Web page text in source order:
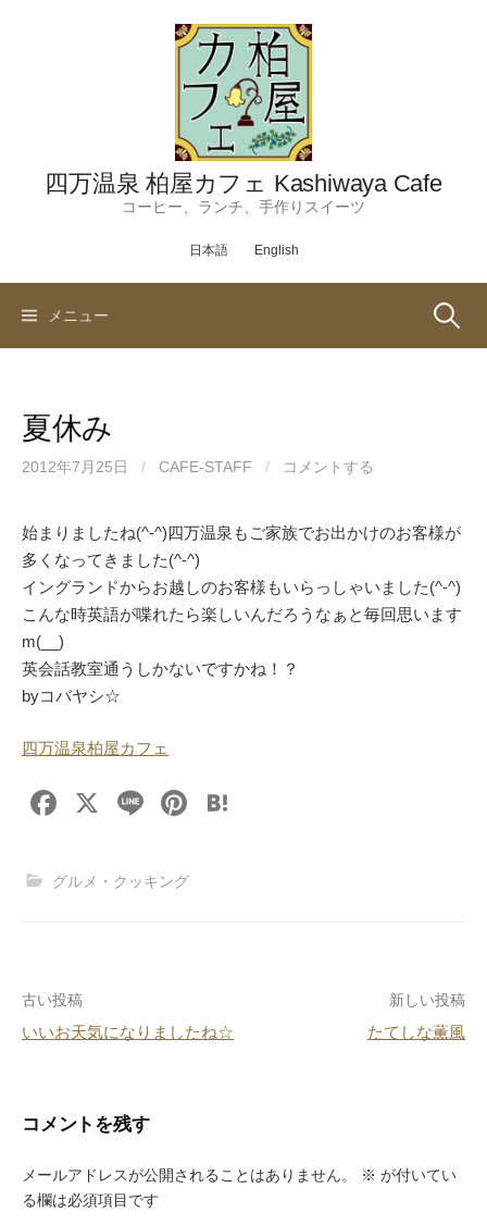
四万温泉 柏屋カフェ Kashiwaya Cafe
コーヒー、ランチ、手作りスイーツ
日本語 English
メニュー 検
夏休み
2012年7月25日 / CAFE-STAFF / コメントする
始まりましたね(^-^)四万温泉もご家族でお出かけのお客様が
多くなってきました(^-^)
イングランドからお越しのお客様もいらっしゃいました(^-^)
こんな時英語が喋れたら楽しいんだろうなぁと毎回思います
m(__)
英会話教室通うしかないですかね！？
byコバヤシ☆
四万温泉柏屋カフェ
F
c
o
k
X
Li
e
Pi
グルメ・クッキング
投
稿
ビ
ゲ
ー
古い投稿
いいお天気になりましたね☆
新しい投稿
たてしな薫風
コメントを残す
メールアドレスが公開されることはありません。 ※ が付いてい
る欄は必須項目です